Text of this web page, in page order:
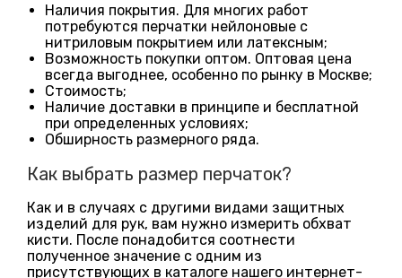
Наличия покрытия. Для многих работ
потребуются перчатки нейлоновые с
нитриловым покрытием или латексным;
Возможность покупки оптом. Оптовая цена
всегда выгоднее, особенно по рынку в Москве;
Стоимость;
Наличие доставки в принципе и бесплатной
при определенных условиях;
Обширность размерного ряда.
Как выбрать размер перчаток?
Как и в случаях с другими видами защитных
изделий для рук, вам нужно измерить обхват
кисти. После понадобится соотнести
полученное значение с одним из
присутствующих в каталоге нашего интернет-